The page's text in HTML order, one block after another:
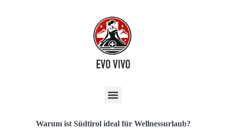
Warum ist Südtirol ideal für Wellnessurlaub?